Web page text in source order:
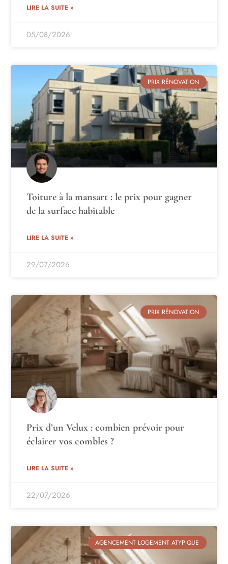
LIRE LA SUITE »
05/08/2026
PRIX RÉNOVATION
Toiture à la mansart : le prix pour gagner
de la surface habitable
LIRE LA SUITE »
29/07/2026
PRIX RÉNOVATION
Prix d’un Velux : combien prévoir pour
éclairer vos combles ?
LIRE LA SUITE »
22/07/2026
AGENCEMENT LOGEMENT ATYPIQUE